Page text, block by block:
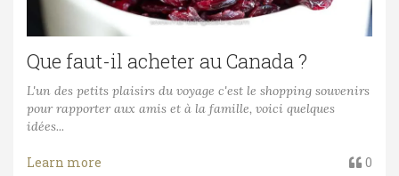
Que faut-il acheter au Canada ?
L'un des petits plaisirs du voyage c'est le shopping souvenirs
pour rapporter aux amis et à la famille, voici quelques
idées...
Learn more 0